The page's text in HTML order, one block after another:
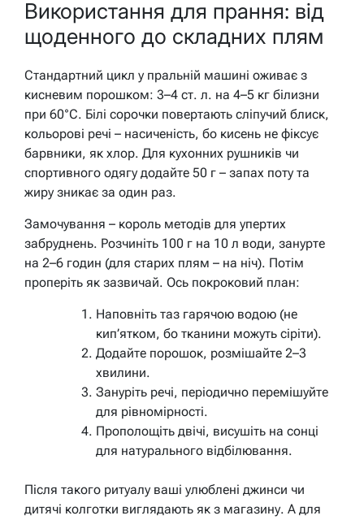
Використання для прання: від
щоденного до складних плям
Стандартний цикл у пральній машині оживає з
кисневим порошком: 3–4 ст. л. на 4–5 кг білизни
при 60°C. Білі сорочки повертають сліпучий блиск,
кольорові речі – насиченість, бо кисень не фіксує
барвники, як хлор. Для кухонних рушників чи
спортивного одягу додайте 50 г – запах поту та
жиру зникає за один раз.
Замочування – король методів для упертих
забруднень. Розчиніть 100 г на 10 л води, занурте
на 2–6 годин (для старих плям – на ніч). Потім
проперіть як зазвичай. Ось покроковий план:
Наповніть таз гарячою водою (не
кип’ятком, бо тканини можуть сіріти).
Додайте порошок, розмішайте 2–3
хвилини.
Зануріть речі, періодично перемішуйте
для рівномірності.
Прополощіть двічі, висушіть на сонці
для натурального відбілювання.
Після такого ритуалу ваші улюблені джинси чи
дитячі колготки виглядають як з магазину. А для